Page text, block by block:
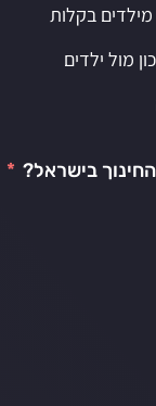
בקלות
מול ילדים
בישראל?